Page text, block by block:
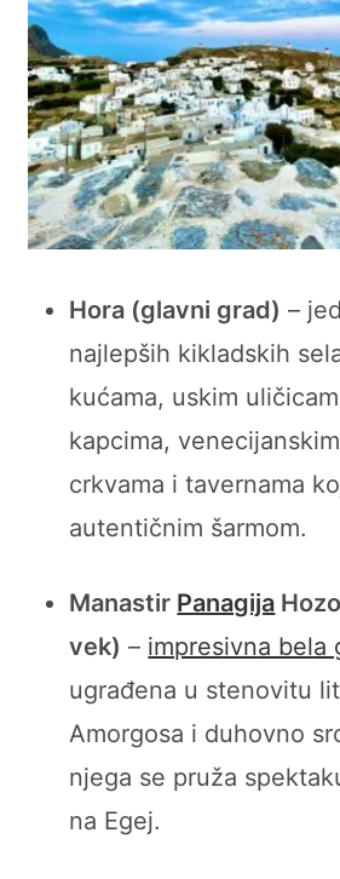
Hora (glavni grad) –
najlepših kikladskih
kućama, uskim
kapcima,
crkvama i tavernama
autentičnim šarmom.
Manastir Panagija
vek) – impresivna bela
ugrađena u stenovitu
Amorgosa i duhovno
njega se pruža
na Egej.